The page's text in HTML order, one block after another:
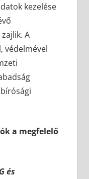
kezelése
A
védelmével
a megfelelő
és